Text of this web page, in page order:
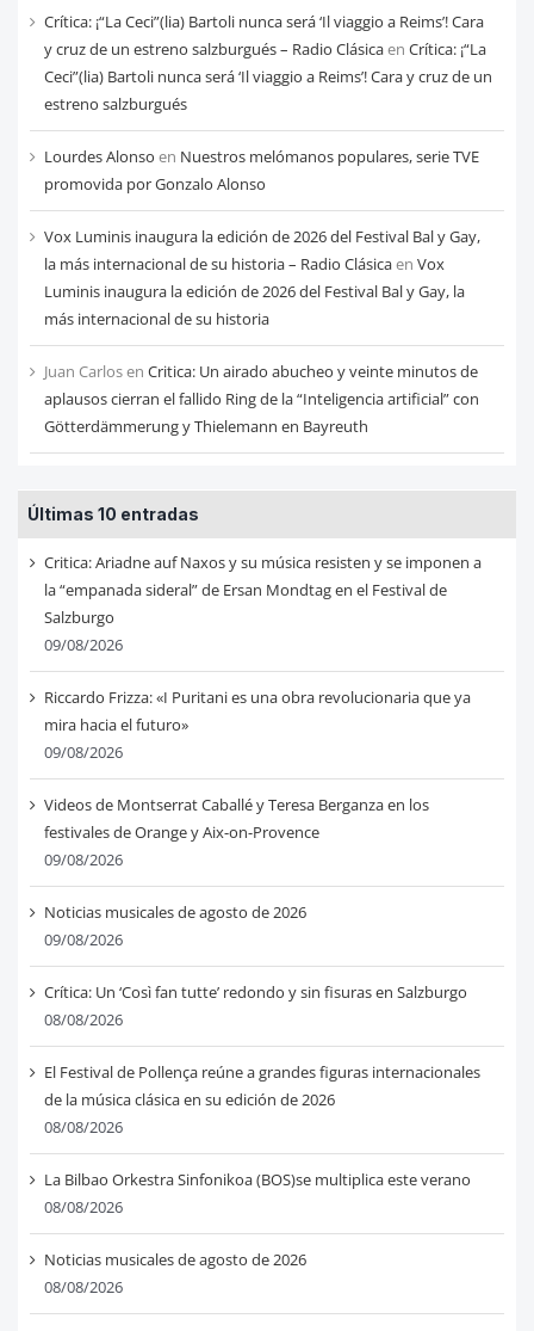
Crítica: ¡“La Ceci”(lia) Bartoli nunca será ‘Il viaggio a Reims’! Cara
y cruz de un estreno salzburgués – Radio Clásicaen Crítica: ¡“La
Ceci”(lia) Bartoli nunca será ‘Il viaggio a Reims’! Cara y cruz de un
estreno salzburgués
Lourdes Alonso en Nuestros melómanos populares, serie TVE
promovida por Gonzalo Alonso
Vox Luminis inaugura la edición de 2026 del Festival Bal y Gay,
la más internacional de su historia – Radio Clásicaen Vox
Luminis inaugura la edición de 2026 del Festival Bal y Gay, la
más internacional de su historia
Juan Carlosen Critica: Un airado abucheo y veinte minutos de
aplausos cierran el fallido Ring de la “Inteligencia artificial” con
Götterdämmerung y Thielemann en Bayreuth
Últimas 10 entradas
Critica: Ariadne auf Naxos y su música resisten y se imponen a
la “empanada sideral” de Ersan Mondtag en el Festival de
Salzburgo
09/08/2026
Riccardo Frizza: «I Puritani es una obra revolucionaria que ya
mira hacia el futuro»
09/08/2026
Videos de Montserrat Caballé y Teresa Berganza en los
festivales de Orange y Aix-on-Provence
09/08/2026
Noticias musicales de agosto de 2026
09/08/2026
Crítica: Un ‘Così fan tutte’ redondo y sin fisuras en Salzburgo
08/08/2026
El Festival de Pollença reúne a grandes figuras internacionales
de la música clásica en su edición de 2026
08/08/2026
La Bilbao Orkestra Sinfonikoa (BOS)se multiplica este verano
08/08/2026
Noticias musicales de agosto de 2026
08/08/2026